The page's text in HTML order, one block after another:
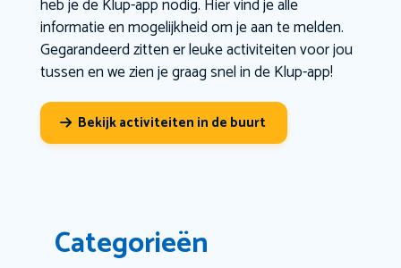
heb je de Klup-app nodig. Hier vind je alle
informatie en mogelijkheid om je aan te melden.
Gegarandeerd zitten er leuke activiteiten voor jou
tussen en we zien je graag snel in de Klup-app!
Bekijk activiteiten in de buurt
Categorieën